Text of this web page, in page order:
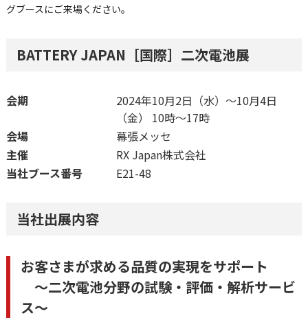
グブースにご来場ください。
BATTERY JAPAN［国際］二次電池展
会期
2024年10月2日（水）～10月4日
（金） 10時～17時
会場
幕張メッセ
主催
RX Japan株式会社
当社ブース番号
E21-48
当社出展内容
お客さまが求める品質の実現をサポート
～二次電池分野の試験・評価・解析サービ
ス～